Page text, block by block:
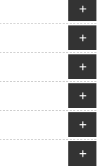
+
+
+
+
+
+